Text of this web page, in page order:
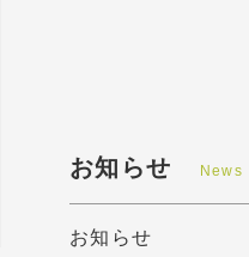
お知らせ News
お知らせ